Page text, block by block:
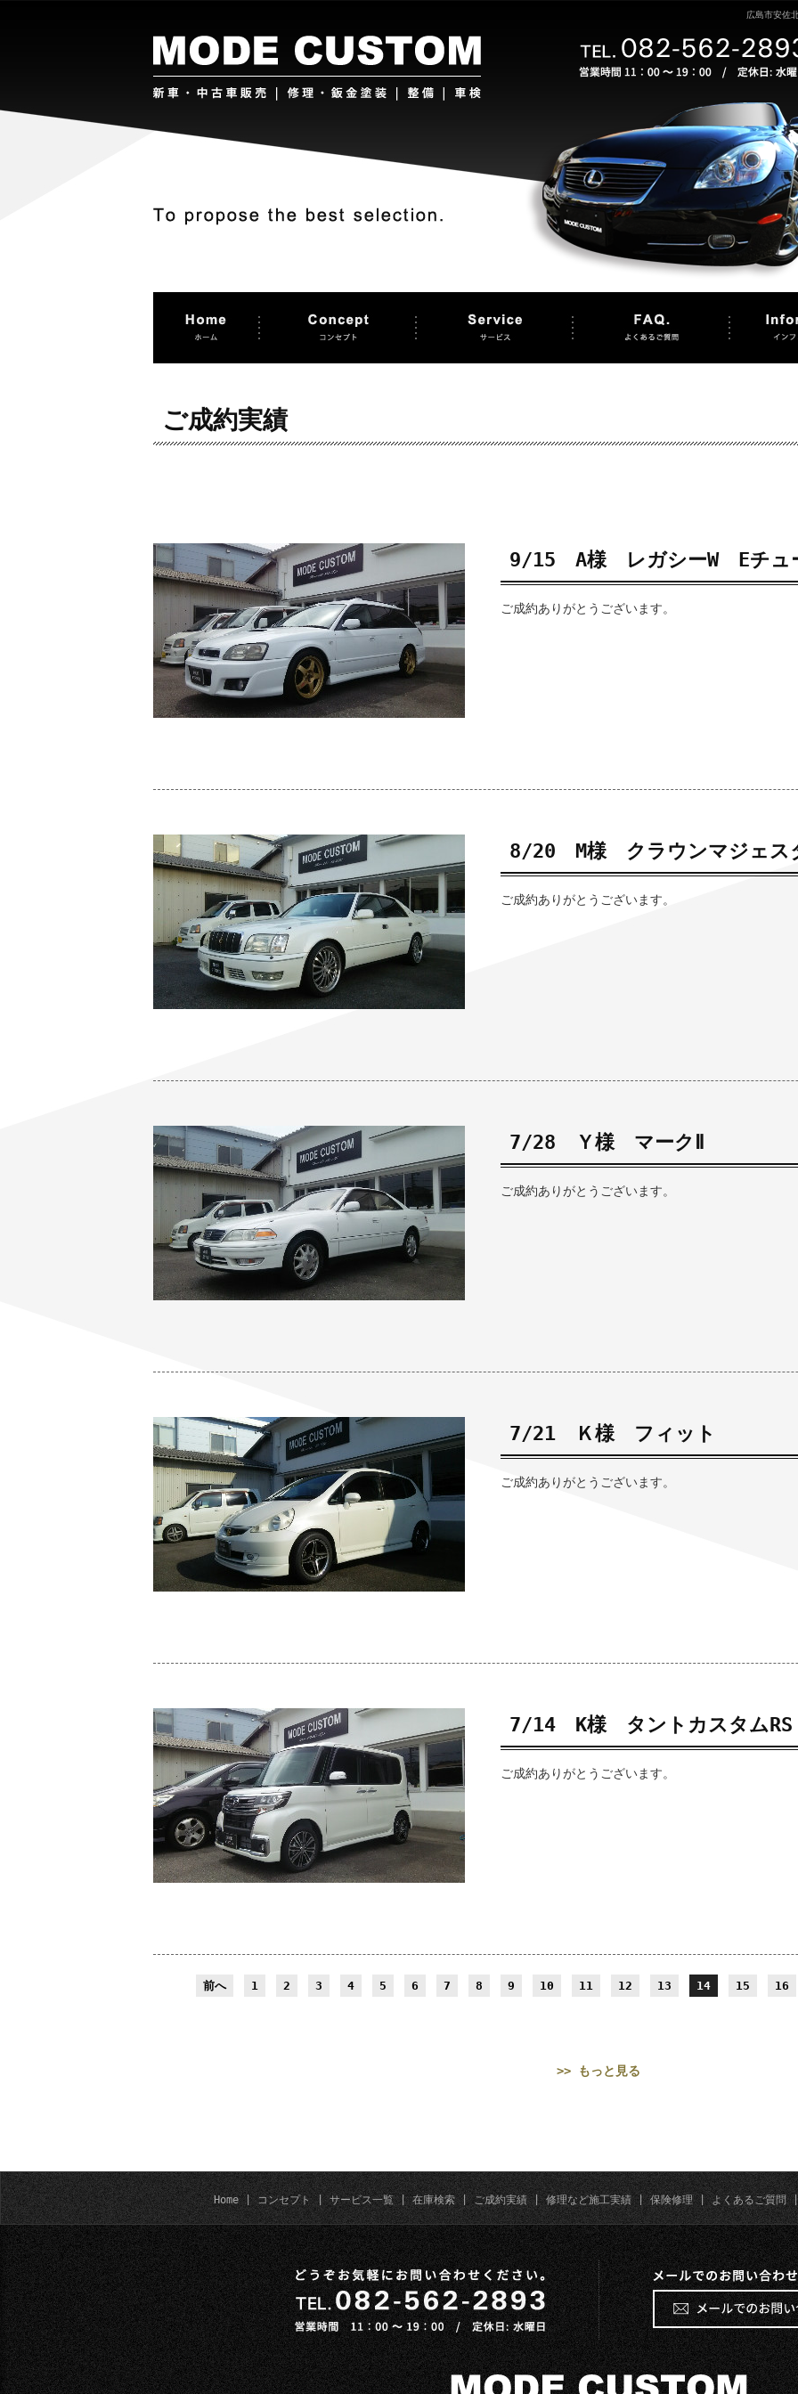
広島市安佐
ご成約実績
9/15 A様 レガシーW Eチュ
ご成約ありがとうございます。
8/20 M様 クラウンマジェス
ご成約ありがとうございます。
7/28 Ｙ様 マークⅡ
ご成約ありがとうございます。
7/21 Ｋ様 フィット
ご成約ありがとうございます。
7/14 K様 タントカスタムRS
ご成約ありがとうございます。
前へ 1 2 3 4 5 6 7 8 9 10 11 12 13 14 15 16
>> もっと見る
Home|コンセプト |サービス一覧|在庫検索|ご成約実績|修理など施工実績|保険修理|よくあるご質問